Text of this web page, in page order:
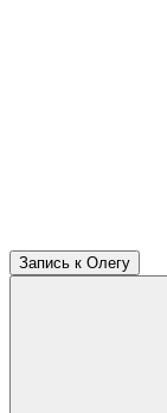
Запись к Олегу